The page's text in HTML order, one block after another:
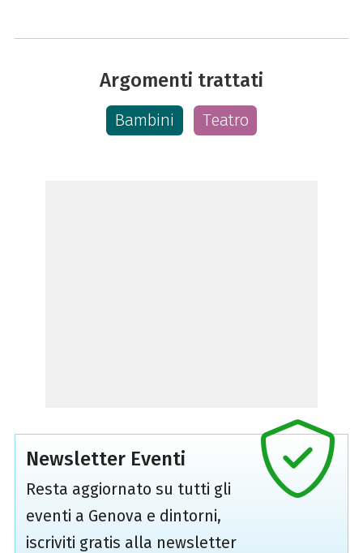
Argomenti trattati
Bambini Teatro
Newsletter Eventi
Resta aggiornato su tutti gli
eventi a Genova e dintorni,
iscriviti gratis alla newsletter